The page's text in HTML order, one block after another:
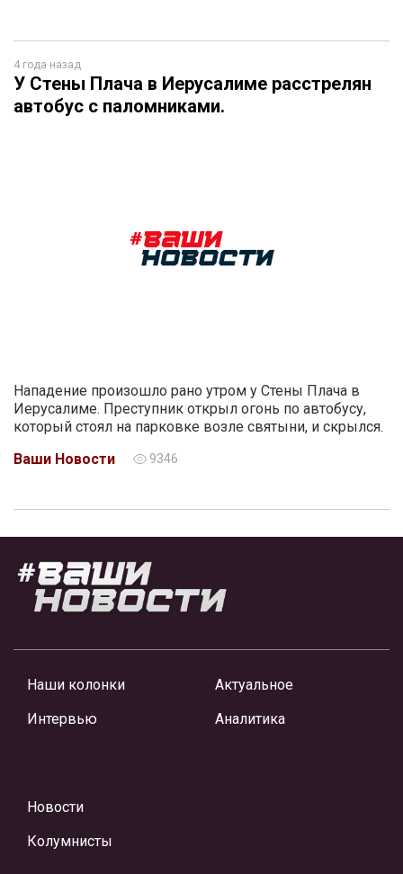
4 года назад
У Стены Плача в Иерусалиме расстрелян
автобус с паломниками.
Нападение произошло рано утром у Стены Плача в
Иерусалиме. Преступник открыл огонь по автобусу,
который стоял на парковке возле святыни, и скрылся.
Ваши Новости
9346
Наши колонки
Интервью
Актуальное
Аналитика
Новости
Колумнисты